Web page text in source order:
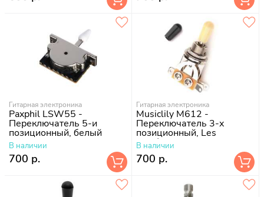
Гитарная электроника
Paxphil LSW55 -
Переключатель 5-и
позиционный, белый
В наличии
700 р.
Гитарная электроника
Musiclily M612 -
Переключатель 3-х
позиционный, Les
Paul/EPI, хром
В наличии
700 р.